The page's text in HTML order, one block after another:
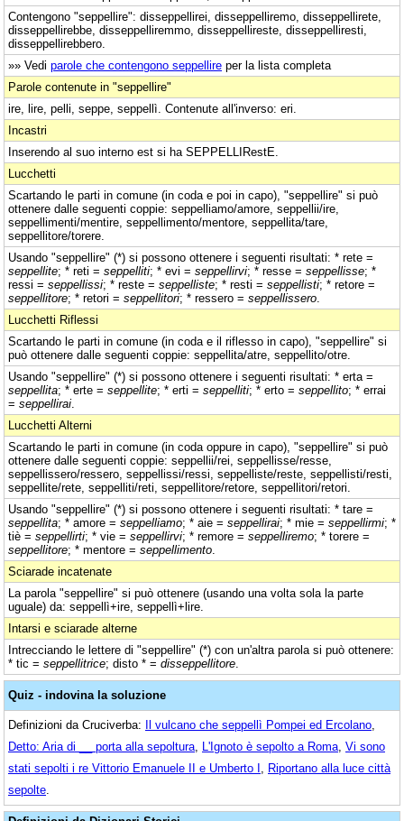
Contengono "seppellire": disseppellirei, disseppelliremo, disseppellirete,
disseppellirebbe, disseppelliremmo, disseppellireste, disseppelliresti,
disseppellirebbero.
»» Vedi parole che contengono seppellire per la lista completa
Parole contenute in "seppellire"
ire, lire, pelli, seppe, seppellì. Contenute all'inverso: eri.
Incastri
Inserendo al suo interno est si ha SEPPELLIRestE.
Lucchetti
Scartando le parti in comune (in coda e poi in capo), "seppellire" si può
ottenere dalle seguenti coppie: seppelliamo/amore, seppellii/ire,
seppellimenti/mentire, seppellimento/mentore, seppellita/tare,
seppellitore/torere.
Usando "seppellire" (*) si possono ottenere i seguenti risultati: * rete =
seppellite; * reti = seppelliti; * evi = seppellirvi; * resse = seppellisse; *
ressi = seppellissi; * reste = seppelliste; * resti = seppellisti; * retore =
seppellitore; * retori = seppellitori; * ressero = seppellissero
Lucchetti Riflessi
Scartando le parti in comune (in coda e il riflesso in capo), "seppellire" si
può ottenere dalle seguenti coppie: seppellita/atre, seppellito/otre.
Usando "seppellire" (*) si possono ottenere i seguenti risultati: * erta =
seppellita; * erte = seppellite; * erti = seppelliti; * erto = seppellito; * errai
= seppellirai
Lucchetti Alterni
Scartando le parti in comune (in coda oppure in capo), "seppellire" si può
ottenere dalle seguenti coppie: seppellii/rei, seppellisse/resse,
seppellissero/ressero, seppellissi/ressi, seppelliste/reste, seppellisti/resti,
seppellite/rete, seppelliti/reti, seppellitore/retore, seppellitori/retori.
Usando "seppellire" (*) si possono ottenere i seguenti risultati: * tare =
seppellita; * amore = seppelliamo; * aie = seppellirai; * mie = seppellirmi; *
tiè = seppellirti; * vie = seppellirvi; * remore = seppelliremo; * torere =
seppellitore; * mentore = seppellimento
Sciarade incatenate
La parola "seppellire" si può ottenere (usando una volta sola la parte
uguale) da: seppellì+ire, seppellì+lire.
Intarsi e sciarade alterne
Intrecciando le lettere di "seppellire" (*) con un'altra parola si può ottenere:
* tic = seppellitrice; disto * = disseppellitore
Quiz - indovina la soluzione
Definizioni da Cruciverba: Il vulcano che seppellì Pompei ed Ercolano
Detto: Aria di __ porta alla sepoltura L'Ignoto è sepolto a Roma Vi sono
stati sepolti i re Vittorio Emanuele II e Umberto I
Riportano alla luce città
sepolte